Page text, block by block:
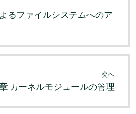
るファイルシステムへのア
次へ
カーネルモジュールの管理